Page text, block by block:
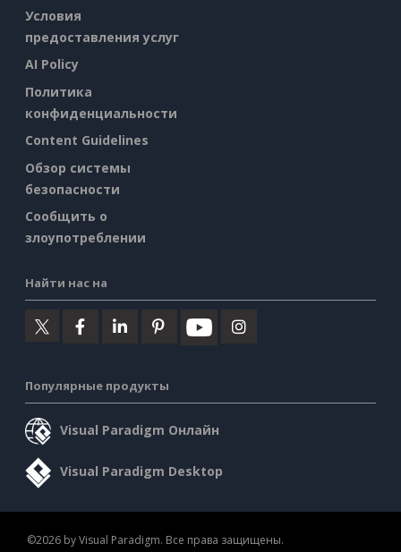
Условия
предоставления услуг
AI Policy
Политика
конфиденциальности
Content Guidelines
Обзор системы
безопасности
Сообщить о
злоупотреблении
Найти нас на
Популярные продукты
Visual Paradigm Онлайн
Visual Paradigm Desktop
©2026 by Visual Paradigm. Все права защищены.